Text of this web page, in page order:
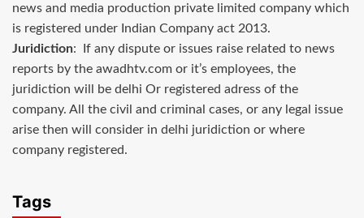
news and media production private limited company which
is registered under Indian Company act 2013.
Juridiction: If any dispute or issues raise related to news
reports by the awadhtv.com or it’s employees, the
juridiction will be delhi Or registered adress of the
company. All the civil and criminal cases, or any legal issue
arise then will consider in delhi juridiction or where
company registered.
Tags